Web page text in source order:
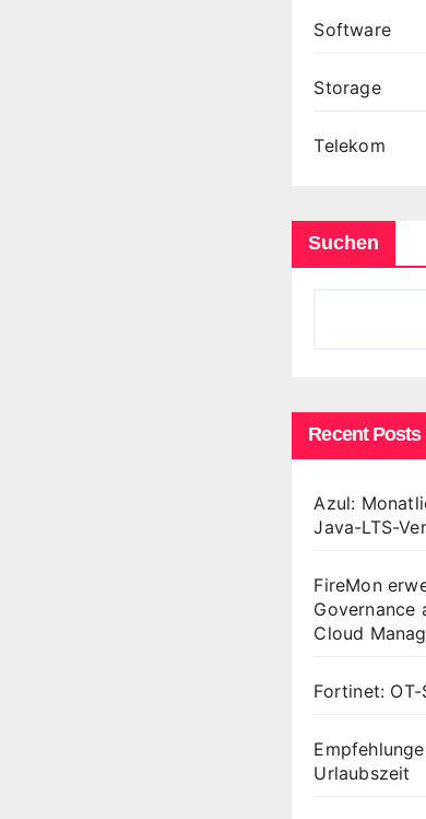
Software
Storage
Telekom
Suchen
Recent Posts
Azul:
Java-LTS-
FireMon
Governance
Cloud
Fortinet:
Urlaubszeit